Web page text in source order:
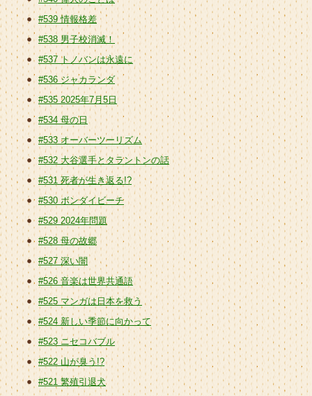
#539 情報格差
#538 男子校消滅！
#537 トノバンは永遠に
#536 ジャカランダ
#535 2025年7月5日
#534 母の日
#533 オーバーツーリズム
#532 大谷選手とタラントンの話
#531 死者が生き返る!?
#530 ボンダイビーチ
#529 2024年問題
#528 母の故郷
#527 深い闇
#526 音楽は世界共通語
#525 マンガは日本を救う
#524 新しい季節に向かって
#523 ニセコバブル
#522 山が臭う!?
#521 繁殖引退犬